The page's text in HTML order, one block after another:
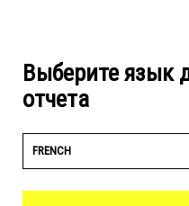
Выберите язык
отчета
FRENCH